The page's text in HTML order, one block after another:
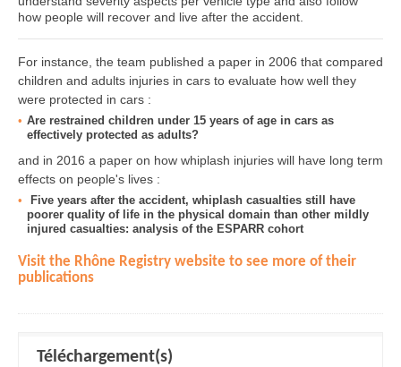
how people will recover and live after the accident.
For instance, the team published a paper in 2006 that compared
children and adults injuries in cars to evaluate how well they
were protected in cars :
Are restrained children under 15 years of age in cars as
effectively protected as adults?
and in 2016 a paper on how whiplash injuries will have long term
effects on people's lives :
Five years after the accident, whiplash casualties still have
poorer quality of life in the physical domain than other mildly
injured casualties: analysis of the ESPARR cohort
Visit the Rhône Registry website to see more of their
publications
Téléchargement(s)